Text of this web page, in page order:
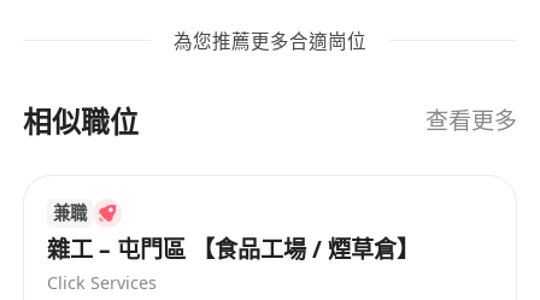
-廠車安排(經屯門,天水圍,荃灣,佐敦及將軍澳)
-暑期工不考慮
為您推薦更多合適崗位
相似職位 查看更多
兼職
雜工 – 屯門區 【食品工場 / 煙草倉】
Click Services